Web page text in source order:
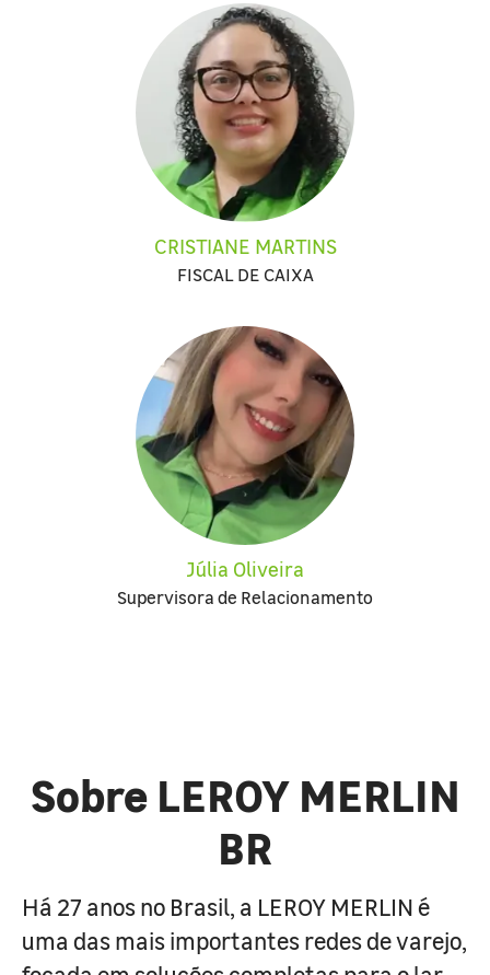
CRISTIANE MARTINS
FISCAL DE CAIXA
Júlia Oliveira
Supervisora de Relacionamento
Sobre LEROY MERLIN
BR
Há 27 anos no Brasil, a LEROY MERLIN é
uma das mais importantes redes de varejo,